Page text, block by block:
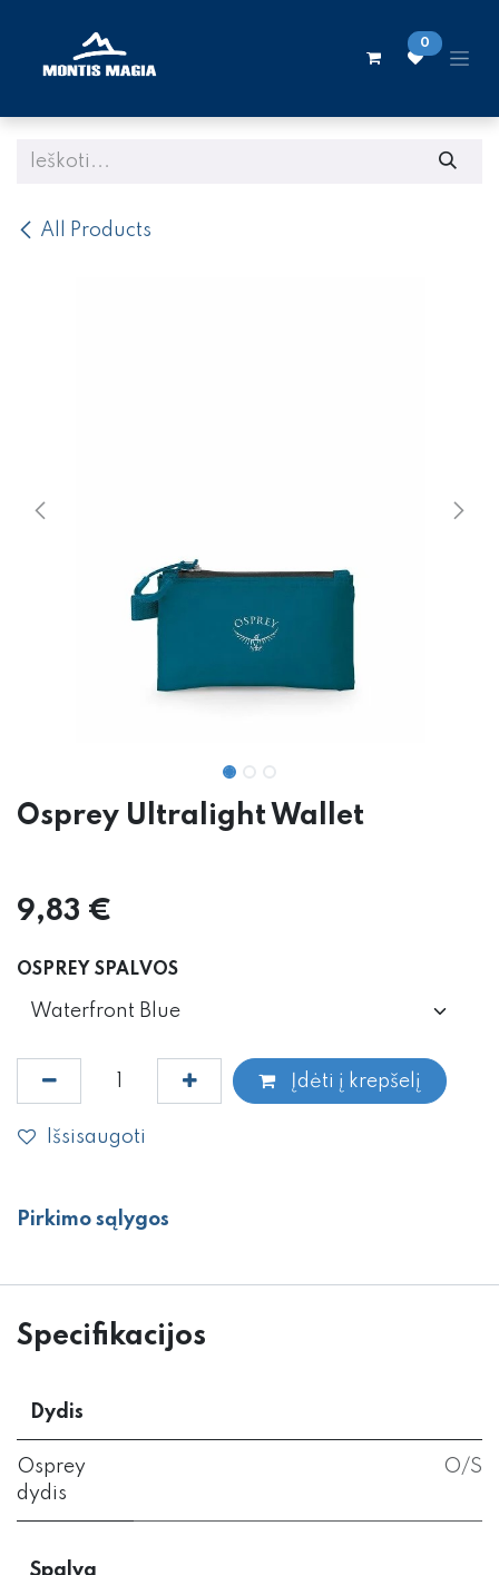
0
All Products
Osprey Ultralight Wallet
9,83 €
OSPREY SPALVOS
Įdėti į krepšelį
Išsisaugoti
Pirkimo sąlygos
Specifikacijos
Dydis
Osprey
dydis
O/S
Spalva